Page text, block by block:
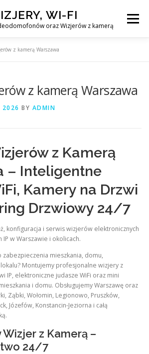
WI-FI
oraz Wizjerów z kamerą
Menu
EN
z kamerą Warszawa
z kamerą Warszawa
2026 BY ADMIN
z Kamerą
– Inteligentne
Kamery na Drzwi
Drzwiowy 24/7
konfiguracja i serwis wizjerów elektronicznych
w Warszawie i okolicach.
zabezpieczenia mieszkania, domu,
Montujemy profesjonalne wizjery z
IP, elektroniczne judasze WiFi oraz mini
i domu. Obsługujemy Warszawę oraz
Ząbki, Wołomin, Legionowo, Pruszków,
Józefów, Konstancin-Jeziorna i całą
z Kamerą –
24/7